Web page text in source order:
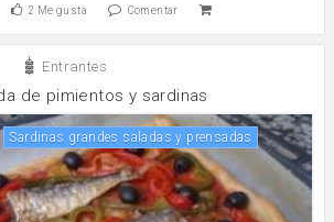
2 Me gusta Comentar
Entrantes
de pimientos y sardinas
Sardinas grandes saladas y prensadas